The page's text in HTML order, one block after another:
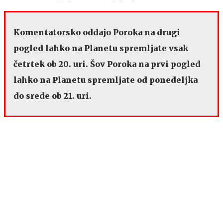
Komentatorsko oddajo Poroka na drugi
pogled lahko na Planetu spremljate vsak
četrtek ob 20. uri. Šov Poroka na prvi pogled
lahko na Planetu spremljate od ponedeljka
do srede ob 21. uri.